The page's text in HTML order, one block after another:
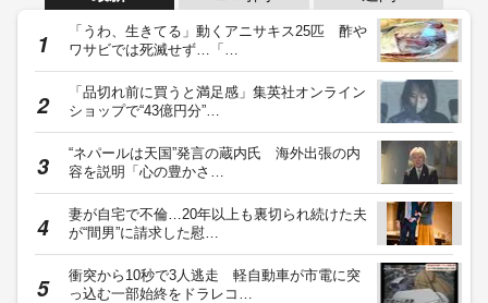
「うわ、生きてる」動くアニサキス25匹 酢や
ワサビでは死滅せず…「…
「品切れ前に買うと満足感」集英社オンライン
ショップで“43億円分”…
“ネパールは天国”発言の蔵内氏 海外出張の内
容を説明「心の豊かさ…
妻が自宅で不倫…20年以上も裏切られ続けた夫
が“間男”に請求した慰…
衝突から10秒で3人逃走 軽自動車が市電に突
っ込む一部始終をドラレコ…